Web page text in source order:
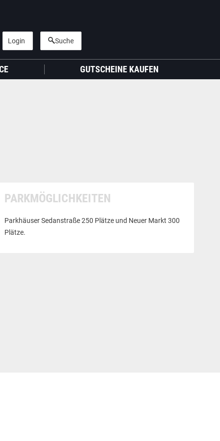
Login Suche
GUTSCHEINE KAUFEN
PARKMÖGLICHKEITEN
Parkhäuser Sedanstraße 250 Plätze und Neuer Markt 300
Plätze.